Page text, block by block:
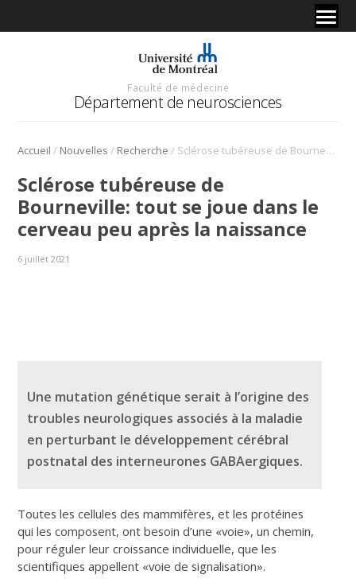
Faculté de médecine
Département de neurosciences
Accueil / Nouvelles / Recherche / Sclérose tubéreuse de Bourneville: tout se joue dans le cerveau peu après la naissance
Sclérose tubéreuse de
Bourneville: tout se joue dans le
cerveau peu après la naissance
6 juillet 2021
Une mutation génétique serait à l’origine des
troubles neurologiques associés à la maladie
en perturbant le développement cérébral
postnatal des interneurones GABAergiques.
Toutes les cellules des mammifères, et les protéines
qui les composent, ont besoin d’une «voie», un chemin,
pour réguler leur croissance individuelle, que les
scientifiques appellent «voie de signalisation».